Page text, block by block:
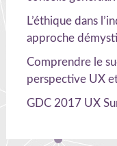
L’éthique dans
approche
Comprendre le
perspective UX
GDC 2017 UX